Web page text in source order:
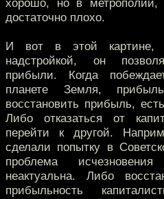
хорошо, но в
достаточно плохо.
И вот в этой картине,
надстройкой, он
прибыли. Когда
планете Земля,
восстановить прибыль,
Либо отказаться от
перейти к другой.
сделали попытку в
проблема
неактуальна. Либо
прибыльность